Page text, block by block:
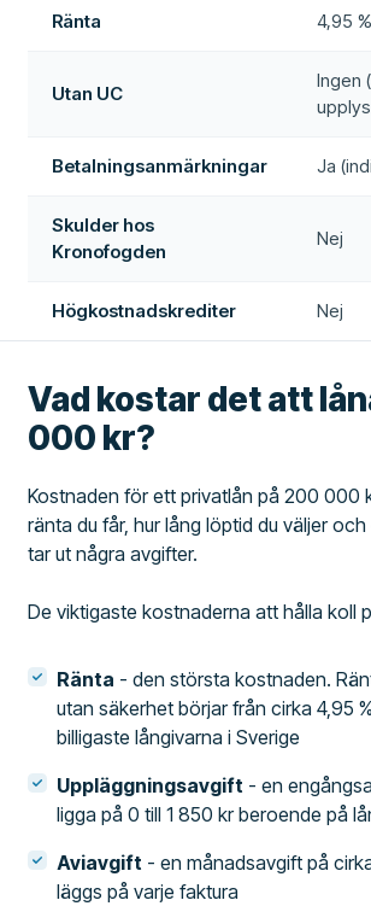
Ränta 4,95
Utan UC
Ingen
Betalningsanmärkningar Ja
Skulder hos
Kronofogden
Nej
Högkostnadskrediter Nej
Vad kostar det att
000 kr?
Kostnaden för ett privatlån på 200 000
ränta du får, hur lång löptid du väljer
tar ut några avgifter.
De viktigaste kostnaderna att hålla koll
Ränta - den största kostnaden.
utan säkerhet börjar från cirka 4,95
billigaste långivarna i Sverige
Uppläggningsavgift - en
ligga på 0 till 1 850 kr beroende på
Aviavgift - en månadsavgift på
läggs på varje faktura